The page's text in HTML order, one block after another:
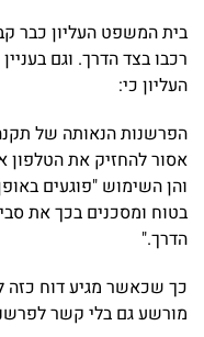
בית המשפט העליון כבר
רכבו בצד הדרך. וגם
העליון כי:
אסור להחזיק את הטלפון
והן השימוש "פוגעים
בטוח ומסכנים בכך את
הדרך."
כך שכאשר מגיע דוח כזה
מורשע גם בלי קשר